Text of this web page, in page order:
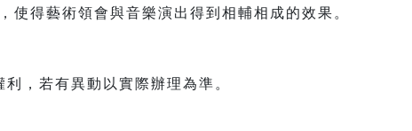
使得藝術領會與音樂演出得到相輔相成的效果。
，若有異動以實際辦理為準。